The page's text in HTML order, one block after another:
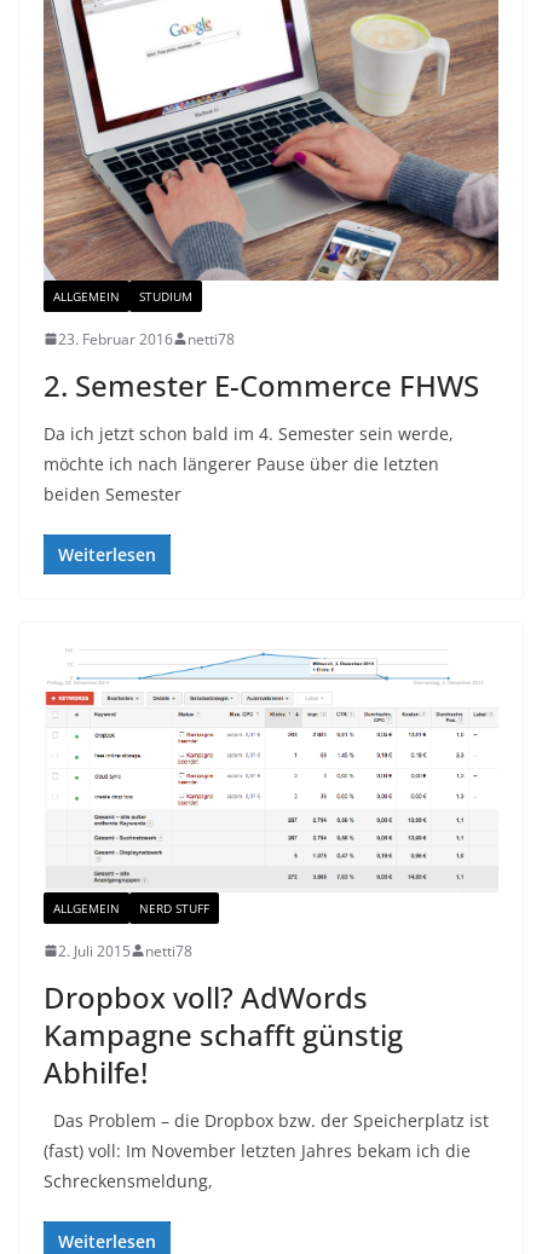
ALLGEMEIN STUDIUM
23. Februar 2016 netti78
2. Semester E-Commerce FHWS
Da ich jetzt schon bald im 4. Semester sein werde,
möchte ich nach längerer Pause über die letzten
beiden Semester
Weiterlesen
ALLGEMEIN NERD STUFF
2. Juli 2015 netti78
Dropbox voll? AdWords
Kampagne schafft günstig
Abhilfe!
Das Problem – die Dropbox bzw. der Speicherplatz ist
(fast) voll: Im November letzten Jahres bekam ich die
Schreckensmeldung,
Weiterlesen